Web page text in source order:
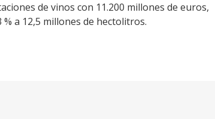
de vinos con 11.200 millones de euros,
a 12,5 millones de hectolitros.